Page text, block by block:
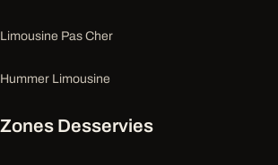
Limousine Pas Cher
Hummer Limousine
Zones Desservies